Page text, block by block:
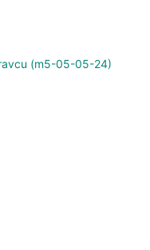
(m5-05-05-24)